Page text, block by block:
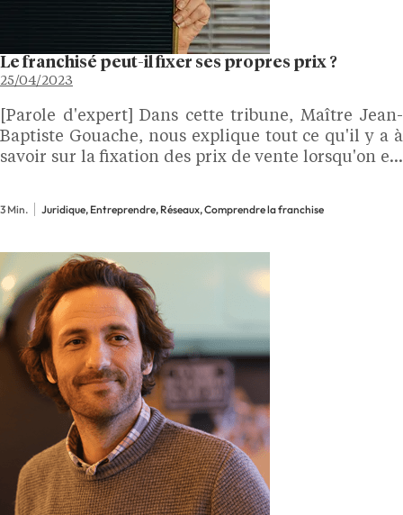
Le franchisé peut-il fixer ses propres prix ?
25/04/2023
[Parole d'expert] Dans cette tribune, Maître Jean-
Baptiste Gouache, nous explique tout ce qu'il y a à
savoir sur la fixation des prix de vente lorsqu'on est
prix de vente ? Vous êtes…
3 Min. Juridique, Entreprendre, Réseaux, Comprendre la franchise